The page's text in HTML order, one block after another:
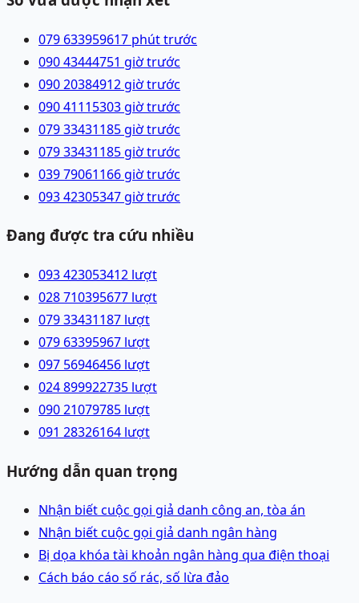
079 633959617 phút trước
090 43444751 giờ trước
090 20384912 giờ trước
090 41115303 giờ trước
079 33431185 giờ trước
079 33431185 giờ trước
039 79061166 giờ trước
093 42305347 giờ trước
Đang được tra cứu nhiều
093 423053412 lượt
028 710395677 lượt
079 33431187 lượt
079 63395967 lượt
097 56946456 lượt
024 899922735 lượt
090 21079785 lượt
091 28326164 lượt
Hướng dẫn quan trọng
Nhận biết cuộc gọi giả danh công an, tòa án
Nhận biết cuộc gọi giả danh ngân hàng
Bị dọa khóa tài khoản ngân hàng qua điện thoại
Cách báo cáo số rác, số lừa đảo